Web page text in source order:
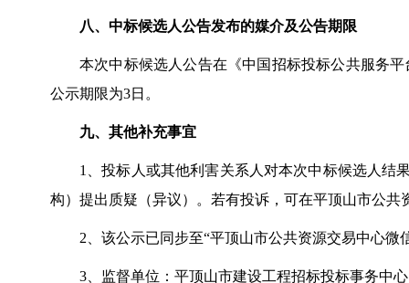
八、中标候选人公告发布的媒介及公告期限
本次中标候选人公告在《中国招标投标公共服务
公示期限为3日。
九、其他补充事宜
1
、投标人或其他利害关系人对本次中标候选人
构）提出质疑（异议）。若有投诉，可在平顶山市公
2 、该公示已同步至“平顶山市公共资源交易中心微
3 、监督单位：平顶山市建设工程招标投标事务中心